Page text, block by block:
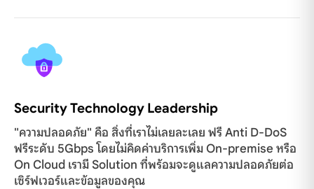
Security Technology Leadership
"ความปลอดภัย" คือ สิ่งที่เราไม่เลยละเลย ฟรี Anti D-DoS
ฟรีระดับ 5Gbps โดยไม่คิดค่าบริการเพิ่ม On-premise หรือ
On Cloud เรามี Solution ที่พร้อมจะดูแลความปลอดภัยต่อ
เซิร์ฟเวอร์และข้อมูลของคุณ